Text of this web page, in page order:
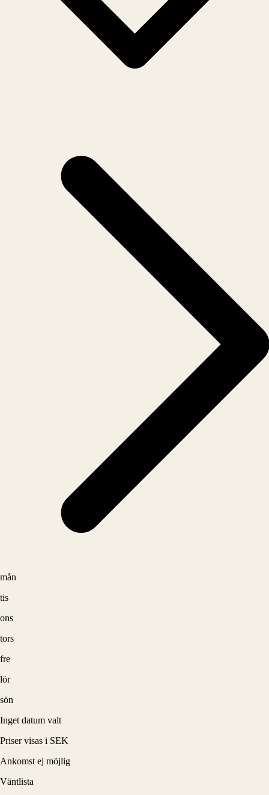
mån
tis
ons
tors
fre
lör
sön
Inget datum valt
Priser visas i SEK
Ankomst ej möjlig
Väntlista